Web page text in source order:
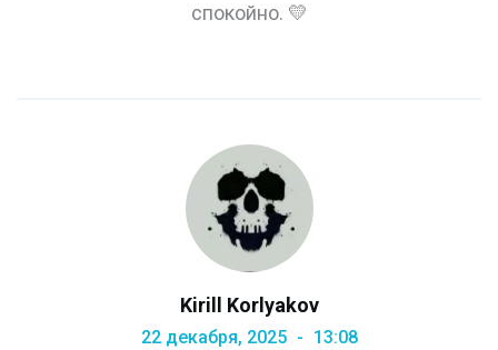
спокойно. 💛
Kirill Korlyakov
22 декабря, 2025 13:08